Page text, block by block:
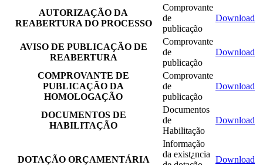
AUTORIZAÇÃO DA
REABERTURA DO PROCESSO
Comprovante
de
publicação
Download
AVISO DE PUBLICAÇÃO DE
REABERTURA
Comprovante
de
publicação
Download
COMPROVANTE DE
PUBLICAÇÃO DA
HOMOLOGAÇÃO
Comprovante
de
publicação
Download
DOCUMENTOS DE
HABILITAÇÃO
Documentos
de
Habilitação
Download
DOTAÇÃO ORÇAMENTÁRIA
Informação
da exist¿ncia
Download